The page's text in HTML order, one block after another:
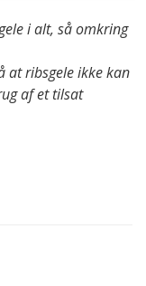
i alt, så omkring
ribsgele ikke kan
af et tilsat